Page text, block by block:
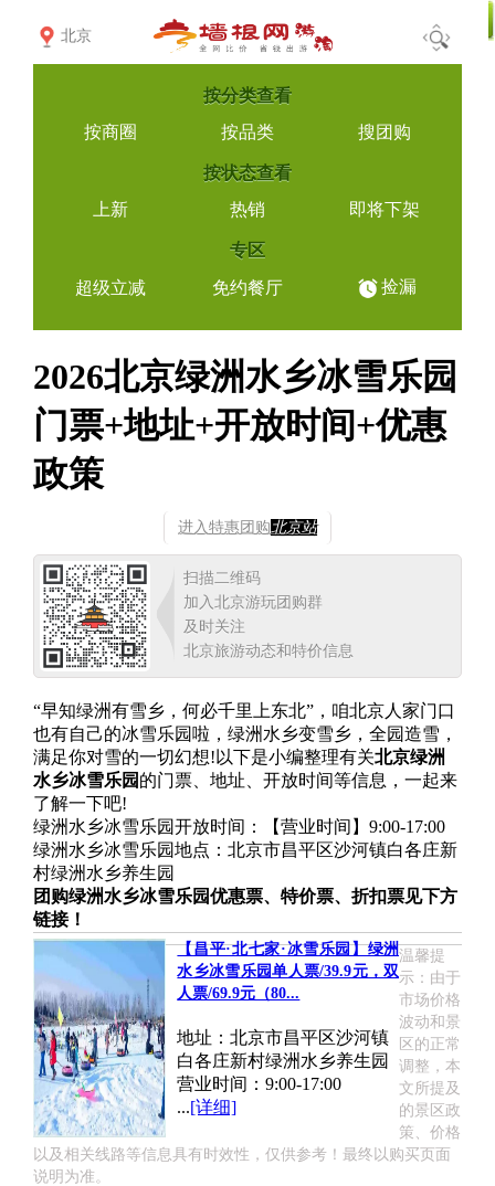
北京
按分类查看
按商圈
按品类 搜团购
按状态查看
上新
热销 即将下架
专区
超级立减
免约餐厅 捡漏
2026北京绿洲水乡冰雪乐园
门票+地址+开放时间+优惠
政策
扫描二维码
加入北京游玩团购群
及时关注
北京旅游动态和特价信息
进入特惠团购北京站
“早知绿洲有雪乡，何必千里上东北”，咱北京人家门口
也有自己的冰雪乐园啦，绿洲水乡变雪乡，全园造雪，
满足你对雪的一切幻想!以下是小编整理有关北京绿洲
水乡冰雪乐园 的门票、地址、开放时间等信息，一起来
了解一下吧!
绿洲水乡冰雪乐园开放时间：【营业时间】9:00-17:00
绿洲水乡冰雪乐园地点：北京市昌平区沙河镇白各庄新
村绿洲水乡养生园
团购绿洲水乡冰雪乐园优惠票、特价票、折扣票见下方
链接！
【昌平·北七家·冰雪乐园】绿洲
水乡冰雪乐园单人票/39.9元，双
人票/69.9元（80...
地址：北京市昌平区沙河镇
白各庄新村绿洲水乡养生园
营业时间：9:00-17:00
...[详细]
温馨提
示：由于
市场价格
波动和景
区的正常
调整，本
文所提及
的景区政
策、价格
以及相关线路等信息具有时效性，仅供参考！最终以购买页面
说明为准。